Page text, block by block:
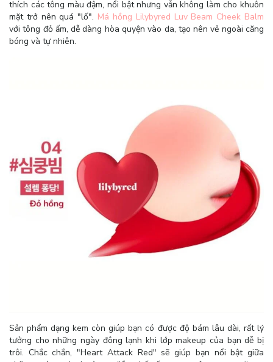
thích các tông màu đậm, nổi bật nhưng vẫn không làm cho khuôn
mặt trở nên quá "lố". Má hồng Lilybyred Luv Beam Cheek Balm
với tông đỏ ấm, dễ dàng hòa quyện vào da, tạo nên vẻ ngoài căng
bóng và tự nhiên.
Sản phẩm dạng kem còn giúp bạn có được độ bám lâu dài, rất lý
tưởng cho những ngày đông lạnh khi lớp makeup của bạn dễ bị
trôi. Chắc chắn, "Heart Attack Red" sẽ giúp bạn nổi bật giữa